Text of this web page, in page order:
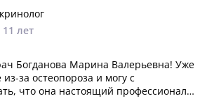
лет
Богданова Марина Валерьевна! Уже
из-за остеопороза и могу с
что она настоящий профессионал!